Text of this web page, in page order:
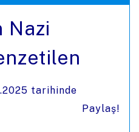
Nazi
tarihinde
Paylaş!